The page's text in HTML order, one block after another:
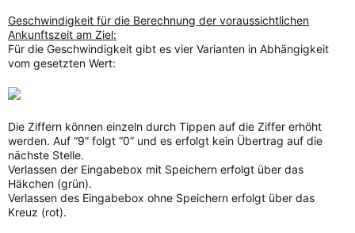
Geschwindigkeit für die Berechnung der voraussichtlichen
Ankunftszeit am Ziel:
Für die Geschwindigkeit gibt es vier Varianten in Abhängigkeit
vom gesetzten Wert:
Die Ziffern können einzeln durch Tippen auf die Ziffer erhöht
werden. Auf “9” folgt “0” und es erfolgt kein Übertrag auf die
nächste Stelle.
Verlassen der Eingabebox mit Speichern erfolgt über das
Häkchen (grün).
Verlassen des Eingabebox ohne Speichern erfolgt über das
Kreuz (rot).